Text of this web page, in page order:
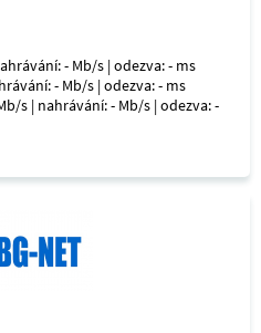
- Mb/s | odezva: - ms
- Mb/s | odezva: - ms
s | nahrávání: - Mb/s | odezva: -